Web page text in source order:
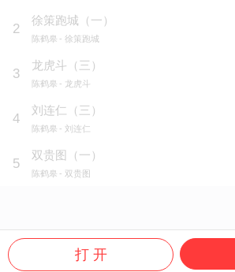
2
徐策跑城（一）
陈鹤皋 - 徐策跑城
3
龙虎斗（三）
陈鹤皋 - 龙虎斗
4
刘连仁（三）
陈鹤皋 - 刘连仁
5
双贵图（一）
陈鹤皋 - 双贵图
打 开